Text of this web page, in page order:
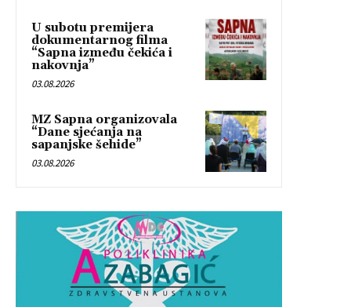
U subotu premijera
dokumentarnog filma
“Sapna između čekića i
nakovnja”
03.08.2026
MZ Sapna organizovala
“Dane sjećanja na
sapanjske šehide”
03.08.2026